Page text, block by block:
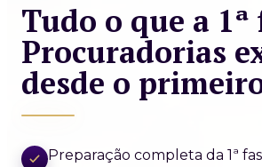
Tudo o que a 1ª
Procuradorias
desde o
Preparação completa da 1ª